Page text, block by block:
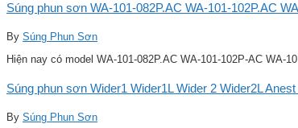
Súng phun sơn WA-101-082P.AC WA-101-102P.AC
By Súng Phun Sơn
Hiện nay có model WA-101-082P.AC WA-101-102P-AC WA-
Súng phun sơn Wider1 Wider1L Wider 2 Wider2L
By Súng Phun Sơn